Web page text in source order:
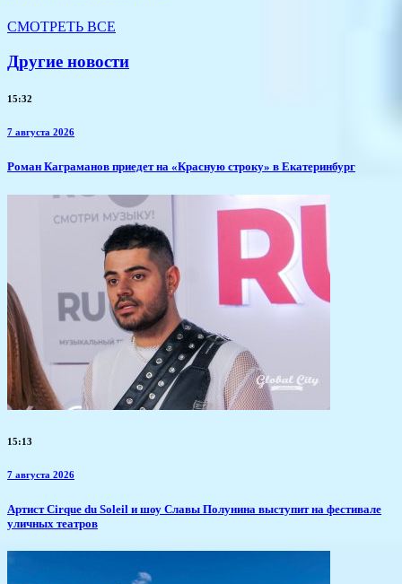
СМОТРЕТЬ ВСЕ
Другие новости
15:32
7 августа 2026
​Роман Каграманов приедет на «Красную строку» в Екатеринбург
15:13
7 августа 2026
Артист Cirque du Soleil и шоу Славы Полунина выступит на фестивале
уличных театров